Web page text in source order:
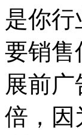
是你
要销售
展前
倍，因